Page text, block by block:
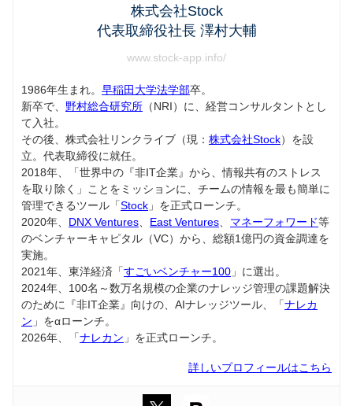
株式会社Stock
代表取締役社長 澤村大輔
www.stock-app.info/
1986年生まれ。 早稲田大学法学部卒。
新卒で、 野村総合研究所 （NRI）に、経営コンサルタントとし
て入社。
その後、株式会社リンクライブ（現： 株式会社Stock）を設
立。代表取締役に就任。
2018年、「世界中の『非IT企業』から、情報共有のストレス
を取り除く」ことをミッションに、チームの情報を最も簡単に
管理できるツール「Stock 」を正式ローンチ。
2020年、 DNX Ventures、 East Ventures、 マネーフォワード等
のベンチャーキャピタル（VC）から、総額1億円の資金調達を
実施。
2021年、東洋経済「すごいベンチャー100 」に選出。
2024年、100名～数万名規模の企業のナレッジ管理の課題解決
のために『非IT企業』向けの、AIナレッジツール、「ナレカ
ン 」をαローンチ。
2026年、「ナレカン 」を正式ローンチ。
詳しいプロフィールはこちら